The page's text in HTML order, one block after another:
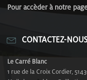
Pour accèder à notre
CONTACTEZ-
Le Carré Blanc
1 rue de la Croix Cordier,